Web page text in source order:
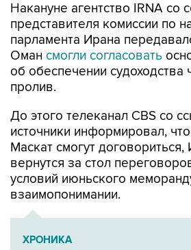
Накануне агентство IRNA со
представителя комиссии по
парламента Ирана
Оман смогли согласовать
об обеспечении
пролив.
До этого телеканал CBS со
источники информировал,
Маскат смогут
вернутся за стол
условий июньского
взаимопонимании.
ХРОНИКА